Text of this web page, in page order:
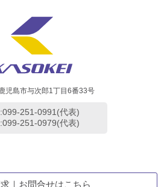
児島市与次郎1丁目6番33号
251-0991(代表)
251-0979(代表)
｜お問合せはこちら